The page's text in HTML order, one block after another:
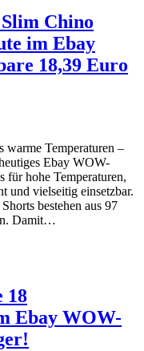
Chino
im Ebay
18,39 Euro
warme Temperaturen –
Ebay WOW-
für hohe Temperaturen,
und vielseitig einsetzbar.
bestehen aus 97
Damit…
18
Ebay WOW-